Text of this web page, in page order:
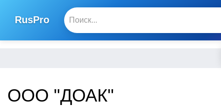
RusPro
ООО "ДОАК"